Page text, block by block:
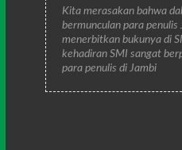
Kita merasakan bahwa
bermunculan para
menerbitkan bukunya di
kehadiran SMI sangat
para penulis di Jambi